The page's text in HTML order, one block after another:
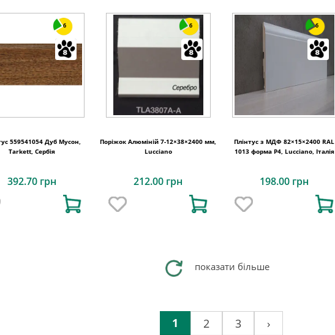
6
559541054 Дуб Мусон,
Tarkett, Сербія
392.70 грн
6
Поріжок Алюміній 7-12×38×2400 мм,
Lucciano
212.00 грн
6
Плінтус з МДФ 82×15×2400 RAL
1013 форма P4, Lucciano, Італія
198.00 грн
показати більше
1 2 3 ›